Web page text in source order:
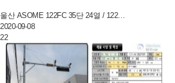
울산 ASOME 122FC 35단 24열 / 122…
2020-09-08
22